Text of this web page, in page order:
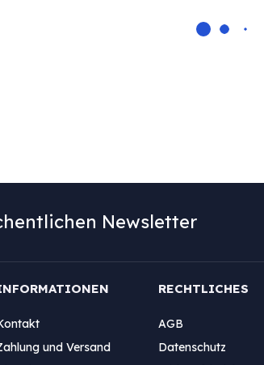
Newsletter
und Versand
RECHTLICHES
AGB
Datenschutz